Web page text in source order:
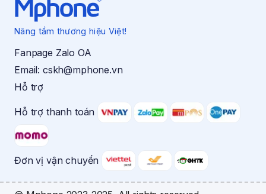
Nâng tầm thương hiệu Việt!
Fanpage Zalo OA
Email: cskh@mphone.vn
Hỗ trợ
Hỗ trợ thanh toán
Đơn vị vận chuyển